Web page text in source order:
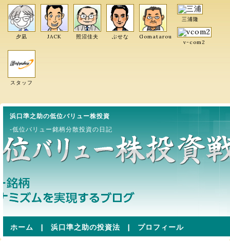
夕凪 JACK 照沼佳夫 ぶせな Gomatarou
三浦隆
v-com2
スタッフ
浜口準之助の低位バリュー株投資
-低位バリュー銘柄分散投資の日記
ホーム | 浜口準之助の投資法 | プロフィール